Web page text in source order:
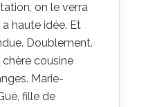
on le verra
haute idée. Et
Doublement.
chère cousine
Marie-
fille de